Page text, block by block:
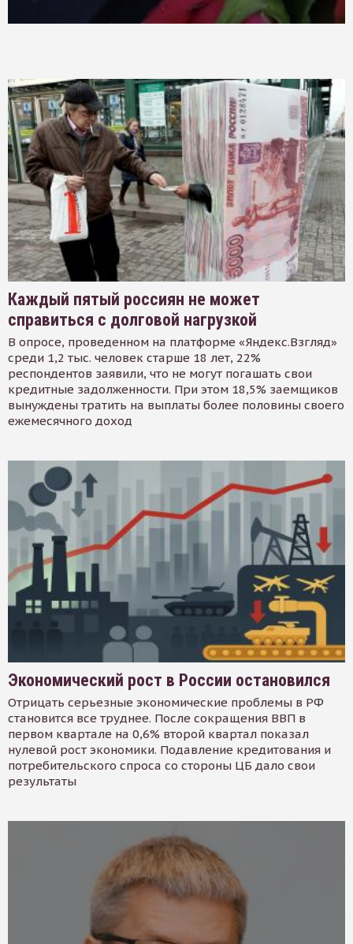
Каждый пятый россиян не может
справиться с долговой нагрузкой
В опросе, проведенном на платформе «Яндекс.Взгляд»
среди 1,2 тыс. человек старше 18 лет, 22%
респондентов заявили, что не могут погашать свои
кредитные задолженности. При этом 18,5% заемщиков
вынуждены тратить на выплаты более половины своего
ежемесячного доход
Экономический рост в России остановился
Отрицать серьезные экономические проблемы в РФ
становится все труднее. После сокращения ВВП в
первом квартале на 0,6% второй квартал показал
нулевой рост экономики. Подавление кредитования и
потребительского спроса со стороны ЦБ дало свои
результаты